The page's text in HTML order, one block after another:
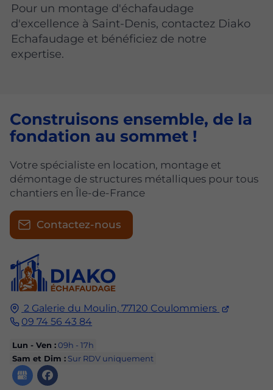
Pour un montage d'échafaudage
d'excellence à Saint-Denis, contactez Diako
Echafaudage et bénéficiez de notre
expertise.
2 Galerie du Moulin, 77120 Coulommiers
09 74 56 43 84
Lun - Ven :09h - 17h
Sam et Dim : Sur RDV uniquement
Construisons ensemble, de la
fondation au sommet !
Votre spécialiste en location, montage et
démontage de structures métalliques pour tous
chantiers en Île-de-France
Contactez-nous